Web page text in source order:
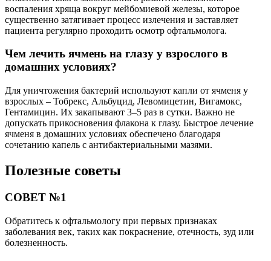
воспаления хряща вокруг мейбомиевой железы, которое
существенно затягивает процесс излечения и заставляет
пациента регулярно проходить осмотр офтальмолога.
Чем лечить ячмень на глазу у взрослого в
домашних условиях?
Для уничтожения бактерий используют капли от ячменя у
взрослых – Тобрекс, Альбуцид, Левомицетин, Вигамокс,
Гентамицин. Их закапывают 3–5 раз в сутки. Важно не
допускать прикосновения флакона к глазу. Быстрое лечение
ячменя в домашних условиях обеспечено благодаря
сочетанию капель с антибактериальными мазями.
Полезные советы
СОВЕТ №1
Обратитесь к офтальмологу при первых признаках
заболевания век, таких как покраснение, отечность, зуд или
болезненность.